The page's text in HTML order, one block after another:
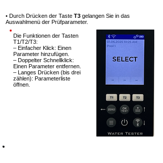
• Durch Drücken der Taste T3 gelangen Sie in das
Auswahlmenü der Prüfparameter.
Die Funktionen der Tasten
T1/T2/T3:
– Einfacher Klick: Einen
Parameter hinzufügen.
– Doppelter Schnellklick:
Einen Parameter entfernen.
– Langes Drücken (bis drei
zählen): Parameterliste
öffnen.